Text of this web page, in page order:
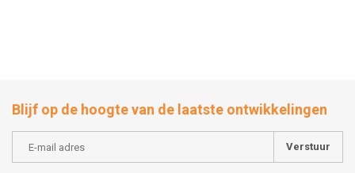
Blijf op de hoogte van de laatste ontwikkelingen
Verstuur